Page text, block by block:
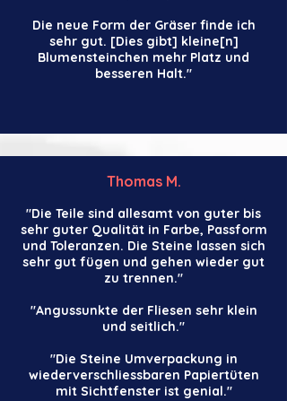
Die neue Form der Gräser finde ich
sehr gut. [Dies gibt] kleine[n]
Blumensteinchen mehr Platz und
besseren Halt."
Thomas M.
"Die Teile sind allesamt von guter bis
sehr guter Qualität in Farbe, Passform
und Toleranzen. Die Steine lassen sich
sehr gut fügen und gehen wieder gut
zu trennen."
"Angussunkte der Fliesen sehr klein
und seitlich."
"Die Steine Umverpackung in
wiederverschliessbaren Papiertüten
mit Sichtfenster ist genial."